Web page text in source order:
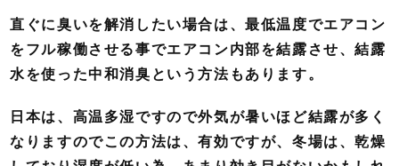
直ぐに臭いを解消したい場合は、最低温度でエアコン
をフル稼働させる事でエアコン内部を結露させ、結露
水を使った中和消臭という方法もあります。
日本は、高温多湿ですので外気が暑いほど結露が多く
なりますのでこの方法は、有効ですが、冬場は、乾燥